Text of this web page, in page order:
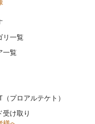
リ一覧
一覧
プロアルテケト）
受け取り